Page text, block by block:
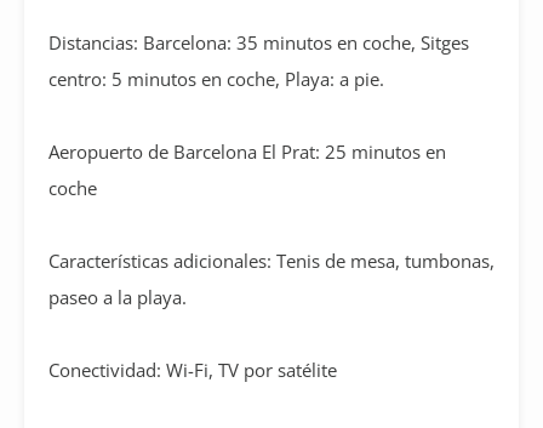
Distancias: Barcelona: 35 minutos en coche, Sitges
centro: 5 minutos en coche, Playa: a pie.
Aeropuerto de Barcelona El Prat: 25 minutos en
coche
Características adicionales: Tenis de mesa, tumbonas,
paseo a la playa.
Conectividad: Wi-Fi, TV por satélite